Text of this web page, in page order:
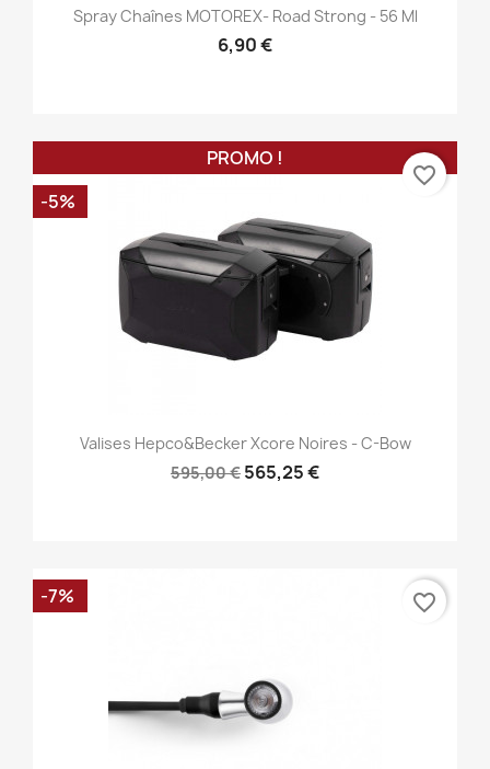
Spray Chaînes MOTOREX- Road Strong - 56 Ml
6,90 €
Valises Hepco&Becker Xcore Noires - C-Bow
595,00 € 565,25 €
PROMO !
-5%
favorite_border
-7% favorite_border